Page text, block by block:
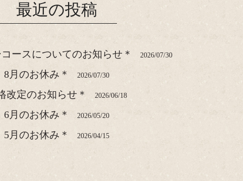
最近の投稿
ースについてのお知らせ＊ 2026/07/30
8月のお休み＊ 2026/07/30
改定のお知らせ＊ 2026/06/18
6月のお休み＊ 2026/05/20
5月のお休み＊ 2026/04/15